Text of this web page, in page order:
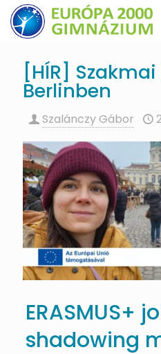
[HÍR]
Berlinben
Szalánczy Gábor
ERASMUS+
shadowing